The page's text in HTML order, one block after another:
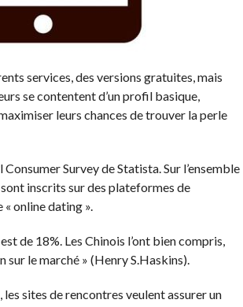
services, des versions gratuites, mais
se contentent d’un profil basique,
leurs chances de trouver la perle
Survey de Statista. Sur l’ensemble
sont inscrits sur des plateformes de
« online dating ».
de 18%. Les Chinois l’ont bien compris,
sur le marché » (Henry S.Haskins).
sites de rencontres veulent assurer un